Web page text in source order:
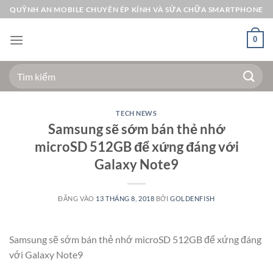
Bỏ
qua
nội
QUỲNH AN MOBILE CHUYÊN ÉP KÍNH VÀ SỬA CHỮA SMARTPHONE
0
Tìm
kiếm:
TECH NEWS
Samsung sẽ sớm bán thẻ nhớ
microSD 512GB để xứng đáng với
Galaxy Note9
ĐĂNG VÀO 13 THÁNG 8, 2018 BỞIGOLDENFISH
Samsung sẽ sớm bán thẻ nhớ microSD 512GB để xứng đáng
với Galaxy Note9